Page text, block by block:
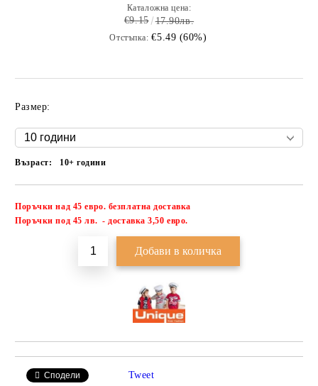
Каталожна цена:
€9.15 17.90лв.
Отстъпка: €5.49 (60%)
Размер:
Възраст: 10+ години
Поръчки над 45 евро. безплатна доставка
Поръчки под 45 лв. - доставка 3,50 евро.
Сподели Tweet